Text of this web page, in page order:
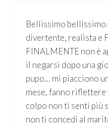
Bellissimo bellissimo
divertente, realista e
FINALMENTE non è
il negarsi dopo una
pupo… mi piacciono
mese, fanno riflettere
colpo non ti senti più
non ti concedi al